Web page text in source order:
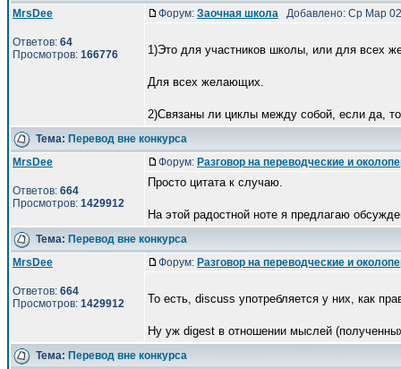
MrsDee
Ответов: 64
Просмотров: 166776
Форум: Заочная школа Добавлено: Ср Мар
1)Это для участников школы, или для всех
Для всех желающих.
2)Связаны ли циклы между собой, если да,
Тема: Перевод вне конкурса
MrsDee
Ответов: 664
Просмотров: 1429912
Форум: Разговор на переводческие и
Просто цитата к случаю.
На этой радостной ноте я предлагаю
Тема: Перевод вне конкурса
MrsDee
Ответов: 664
Просмотров: 1429912
Форум: Разговор на переводческие и
То есть, discuss употребляется у них, как
Ну уж digest в отношении мыслей
Тема: Перевод вне конкурса